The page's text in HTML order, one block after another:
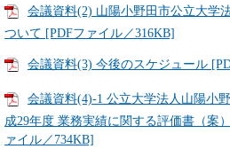
会議資料(2) 山陽小野田市公立大学
ついて [PDFファイル／316KB]
会議資料(3) 今後のスケジュール
会議資料(4)-1 公立大学法人山陽小
成29年度 業務実績に関する評価書（案
ァイル／734KB]